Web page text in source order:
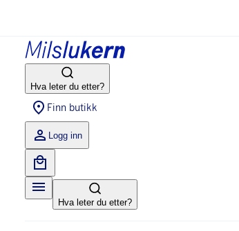
Hva leter du etter?
Finn butikk
Logg inn
Hva leter du etter?